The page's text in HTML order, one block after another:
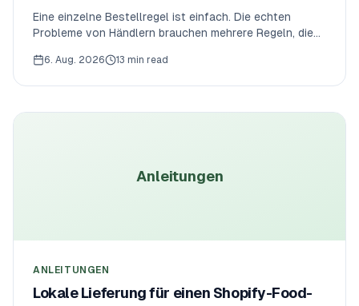
Eine einzelne Bestellregel ist einfach. Die echten
Probleme von Händlern brauchen mehrere Regeln, die
und ein Kundenlimit und einen Cutoff. Das ist das
seine Grenze stößt.
6. Aug. 2026 13 min read
Anleitungen
ANLEITUNGEN
Lokale Lieferung für einen Shopify-Food-